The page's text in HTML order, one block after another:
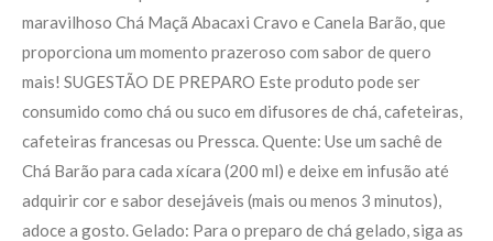
maravilhoso Chá Maçã Abacaxi Cravo e Canela Barão, que
proporciona um momento prazeroso com sabor de quero
mais! SUGESTÃO DE PREPARO Este produto pode ser
consumido como chá ou suco em difusores de chá, cafeteiras,
cafeteiras francesas ou Pressca. Quente: Use um sachê de
Chá Barão para cada xícara (200 ml) e deixe em infusão até
adquirir cor e sabor desejáveis (mais ou menos 3 minutos),
adoce a gosto. Gelado: Para o preparo de chá gelado, siga as